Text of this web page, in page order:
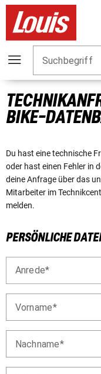
Suchbegriff
BIKE-
Du hast eine technische
oder hast einen Fehler in
deine Anfrage über das
Mitarbeiter im
melden.
PERSÖNLICHE
Anrede
Vorname
Nachname